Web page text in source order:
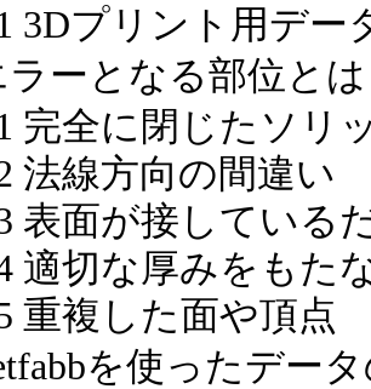
3Dプリント用デー
ラーとなる部位とは
完全に閉じたソリ
法線方向の間違い
表面が接している
適切な厚みをもた
重複した面や頂点
を使ったデー